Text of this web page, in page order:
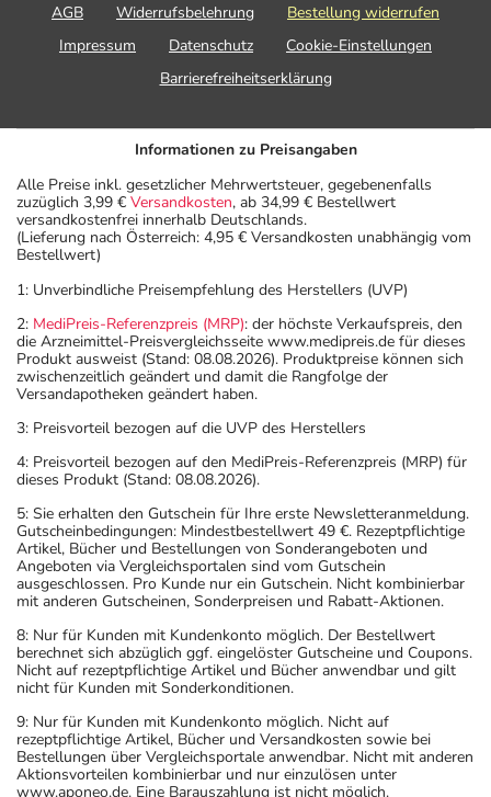
AGB Widerrufsbelehrung
Bestellung widerrufen
Impressum
Datenschutz
Cookie-Einstellungen
Barrierefreiheitserklärung
Informationen zu Preisangaben
Alle Preise inkl. gesetzlicher Mehrwertsteuer, gegebenenfalls
zuzüglich 3,99 € Versandkosten, ab 34,99 € Bestellwert
versandkostenfrei innerhalb Deutschlands.
(Lieferung nach Österreich: 4,95 € Versandkosten unabhängig vom
Bestellwert)
1: Unverbindliche Preisempfehlung des Herstellers (UVP)
2: MediPreis-Referenzpreis (MRP): der höchste Verkaufspreis, den
die Arzneimittel-Preisvergleichsseite www.medipreis.de für dieses
Produkt ausweist (Stand: 08.08.2026). Produktpreise können sich
zwischenzeitlich geändert und damit die Rangfolge der
Versandapotheken geändert haben.
3: Preisvorteil bezogen auf die UVP des Herstellers
4: Preisvorteil bezogen auf den MediPreis-Referenzpreis (MRP) für
dieses Produkt (Stand: 08.08.2026).
5: Sie erhalten den Gutschein für Ihre erste Newsletteranmeldung.
Gutscheinbedingungen: Mindestbestellwert 49 €. Rezeptpflichtige
Artikel, Bücher und Bestellungen von Sonderangeboten und
Angeboten via Vergleichsportalen sind vom Gutschein
ausgeschlossen. Pro Kunde nur ein Gutschein. Nicht kombinierbar
mit anderen Gutscheinen, Sonderpreisen und Rabatt-Aktionen.
8: Nur für Kunden mit Kundenkonto möglich. Der Bestellwert
berechnet sich abzüglich ggf. eingelöster Gutscheine und Coupons.
Nicht auf rezeptpflichtige Artikel und Bücher anwendbar und gilt
nicht für Kunden mit Sonderkonditionen.
9: Nur für Kunden mit Kundenkonto möglich. Nicht auf
rezeptpflichtige Artikel, Bücher und Versandkosten sowie bei
Bestellungen über Vergleichsportale anwendbar. Nicht mit anderen
Aktionsvorteilen kombinierbar und nur einzulösen unter
www.aponeo.de. Eine Barauszahlung ist nicht möglich.